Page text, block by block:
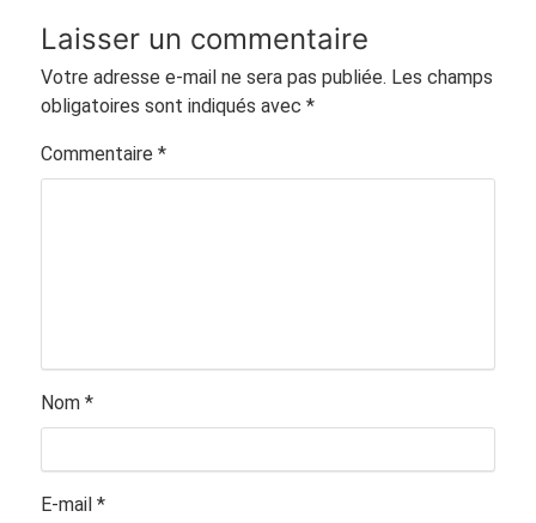
Laisser un commentaire
Votre adresse e-mail ne sera pas publiée. Les champs
obligatoires sont indiqués avec *
Commentaire *
Nom *
E-mail *